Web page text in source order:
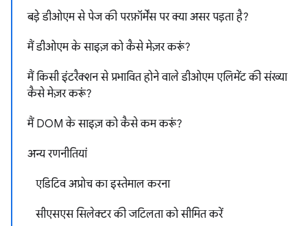
बड़े डीओएम से पेज की परफ़ॉर्मेंस पर क्या असर पड़ता है?
मैं डीओएम के साइज़ को कैसे मेज़र करूं?
मैं किसी इंटरैक्शन से प्रभावित होने वाले डीओएम एलिमेंट की संख्या
कैसे मेज़र करूं?
मैं DOM के साइज़ को कैसे कम करूं?
अन्य रणनीतियां
एडिटिव अप्रोच का इस्तेमाल करना
सीएसएस सिलेक्टर की जटिलता को सीमित करें